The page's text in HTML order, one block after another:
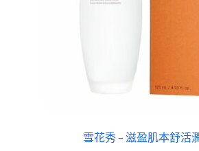
雪花秀 – 滋盈肌本舒活